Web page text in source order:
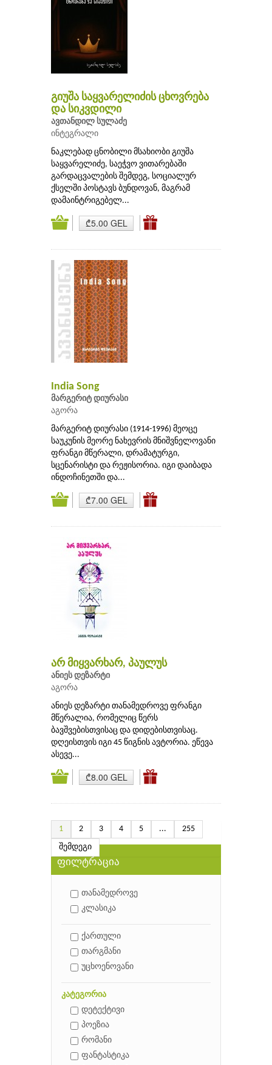
გიუშა საყვარელიძის ცხოვრება
და სიკვდილი
ავთანდილ სულაძე
ინტეგრალი
ნაკლებად ცნობილი მსახიობი გიუშა
საყვარელიძე, საეჭვო ვითარებაში
გარდაცვალების შემდეგ, სოციალურ
ქსელში პოსტავს ბუნდოვან, მაგრამ
დამაინტრიგებელ...
₾5.00 GEL
India Song
მარგერიტ დიურასი
აგორა
მარგერიტ დიურასი (1914-1996) მეოცე
საუკუნის მეორე ნახევრის მნიშვნელოვანი
ფრანგი მწერალი, დრამატურგი,
სცენარისტი და რეჟისორია. იგი დაიბადა
ინდოჩინეთში და...
₾7.00 GEL
არ მიყვარხარ, პაულუს
ანიეს დეზარტი
აგორა
ანიეს დეზარტი თანამედროვე ფრანგი
მწერალია, რომელიც წერს
ბავშვებისთვისაც და დიდებისთვისაც.
დღეისთვის იგი 45 წიგნის ავტორია. ეწევა
ასევე...
₾8.00 GEL
1 2 3 4 5 ...
255
შემდეგი
ფილტრაცია
თანამედროვე
კლასიკა
ქართული
თარგმანი
უცხოენოვანი
კატეგორია
დეტექტივი
პოეზია
რომანი
ფანტასტიკა